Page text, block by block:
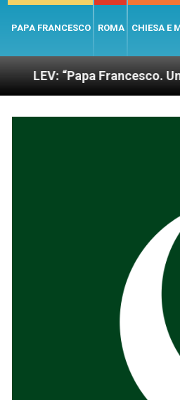
PAPA FRANCESCO ROMA CHIESA E
Francesco. Un uomo